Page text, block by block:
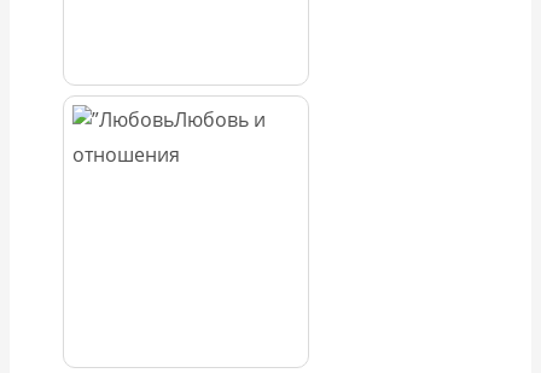
Любовь и
отношения